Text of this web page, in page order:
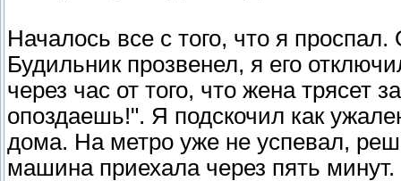
Началось все с того, что я
Будильник прозвенел, я его
через час от того, что жена трясет
опоздаешь!". Я подскочил как
дома. На метро уже не успевал,
машина приехала через пять минут.